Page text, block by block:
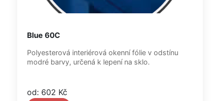
Blue 60C
Polyesterová interiérová okenní fólie v odstínu
modré barvy, určená k lepení na sklo.
od: 602 Kč